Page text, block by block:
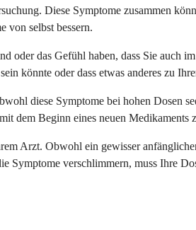
Diese Symptome zusammen
von selbst bessern.
oder das Gefühl haben, dass Sie auch
könnte oder dass etwas anderes zu
diese Symptome bei hohen Dosen
dem Beginn eines neuen Medikaments
Arzt. Obwohl ein gewisser
Symptome verschlimmern, muss Ihre